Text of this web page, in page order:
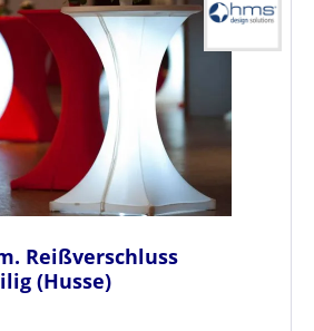
Reißverschluss
(Husse)